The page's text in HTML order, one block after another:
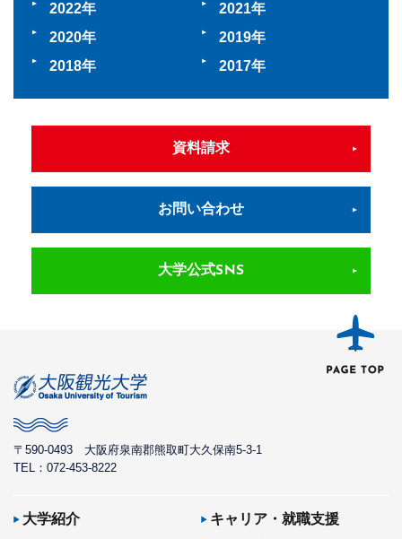
2022
2021
2020
2019
2018
2017
資料請求
お問い合わせ
大学公式SNS
〒590-0493 大阪府泉南郡熊取町大久保南5-3-1
TEL：072-453-8222
大学紹介
キャリア・就職支援